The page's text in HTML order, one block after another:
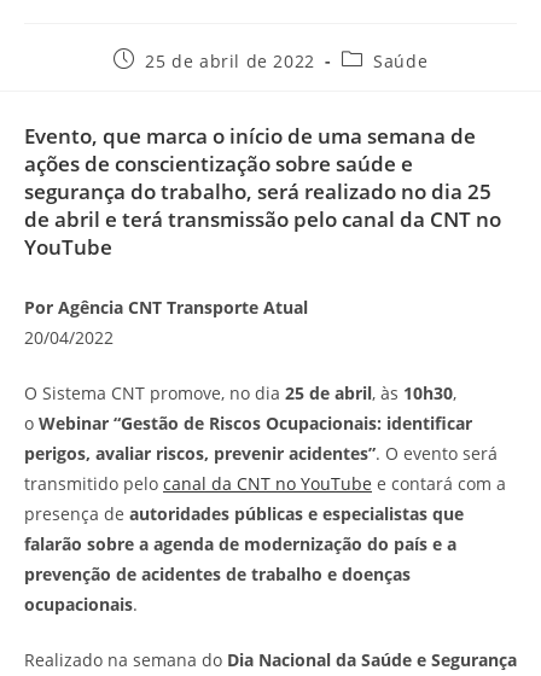
25 de abril de 2022 Saúde
Evento, que marca o início de uma semana de
ações de conscientização sobre saúde e
segurança do trabalho, será realizado no dia 25
de abril e terá transmissão pelo canal da CNT no
YouTube
Por Agência CNT Transporte Atual
20/04/2022
O Sistema CNT promove, no dia 25 de abril, às 10h30,
o Webinar “Gestão de Riscos Ocupacionais: identificar
perigos, avaliar riscos, prevenir acidentes”. O evento será
transmitido pelo canal da CNT no YouTube e contará com a
presença de autoridades públicas e especialistas que
falarão sobre a agenda de modernização do país e a
prevenção de acidentes de trabalho e doenças
ocupacionais.
Realizado na semana do Dia Nacional da Saúde e Segurança